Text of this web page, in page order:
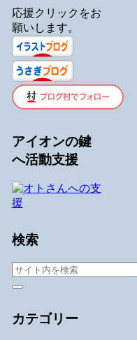
応援クリックをお
願いします。
アイオンの鍵
へ活動支援
検索
カテゴリー